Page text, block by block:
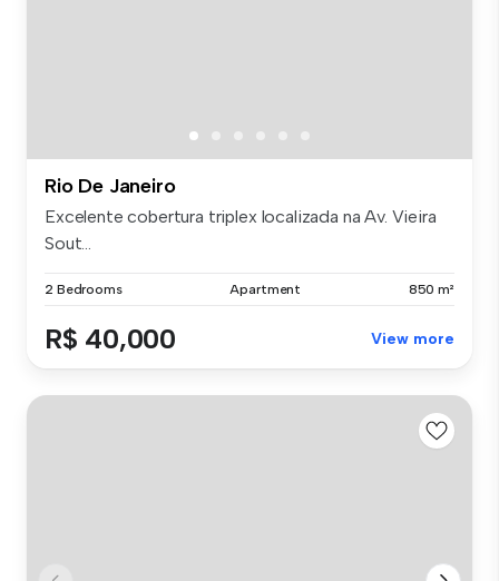
Rio De Janeiro
Excelente cobertura triplex localizada na Av. Vieira
Sout...
2 Bedrooms Apartment 850 m²
R$ 40,000 View more